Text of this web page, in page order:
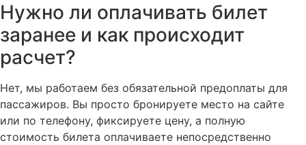
Нужно ли оплачивать билет
заранее и как происходит
расчет?
Нет, мы работаем без обязательной предоплаты для
пассажиров. Вы просто бронируете место на сайте
или по телефону, фиксируете цену, а полную
стоимость билета оплачиваете непосредственно